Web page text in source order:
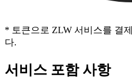
* 토큰으로 ZLW 서비스를 결
다.
서비스 포함 사항